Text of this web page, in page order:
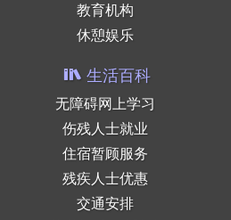
教育机构
休憩娱乐
生活百科
无障碍网上学习
伤残人士就业
住宿暂顾服务
残疾人士优惠
交通安排